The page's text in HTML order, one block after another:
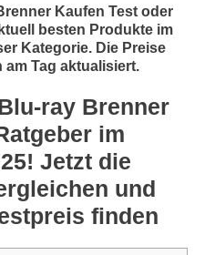
Kaufen Test oder
besten Produkte im
Kategorie. Die Preise
am Tag aktualisiert.
ray Brenner
im
Jetzt die
und
finden